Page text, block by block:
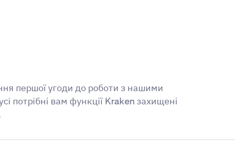
першої угоди до роботи з нашими
потрібні вам функції Kraken захищені